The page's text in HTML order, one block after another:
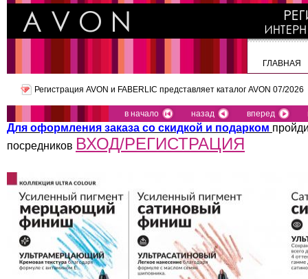
ГЛАВНАЯ
Регистрация AVON и FABERLIC представляет каталог AVON 07/2026
в начало назад вперед
Для оформления заказа со скидкой и подарком
посредников ВХОД/РЕГИСТРАЦИЯ